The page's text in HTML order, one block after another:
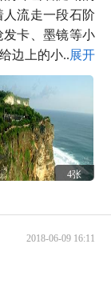
流走一段石阶
卡、墨镜等小
边上的小...展开
4张
2018-06-09 16:11